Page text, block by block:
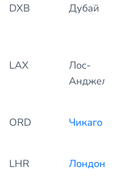
DXB Дубай
LAX
Лос-
Анджелес
ORD Чикаго
LHR
Лондон